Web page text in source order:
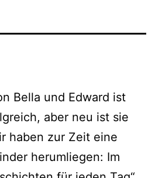
Bella und Edward ist
aber neu ist sie
haben zur Zeit eine
her­um­lie­gen: Im